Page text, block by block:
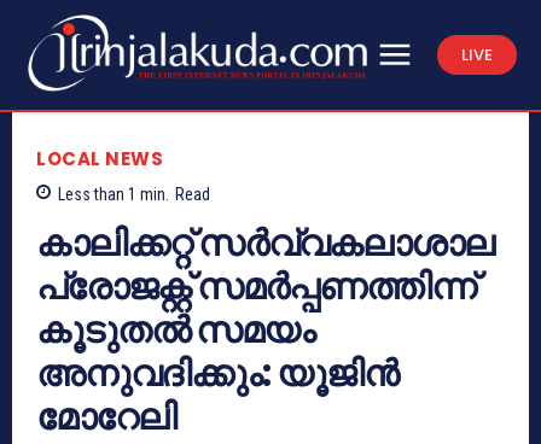
LIVE
LOCAL NEWS
Less than 1 min. Read
കാലിക്കറ്റ് സർവ്വകലാശാല
പ്രോജക്റ്റ് സമർപ്പണത്തിന്ന്
കൂടുതൽ സമയം
അനുവദിക്കും: യൂജിൻ
മോറേലി